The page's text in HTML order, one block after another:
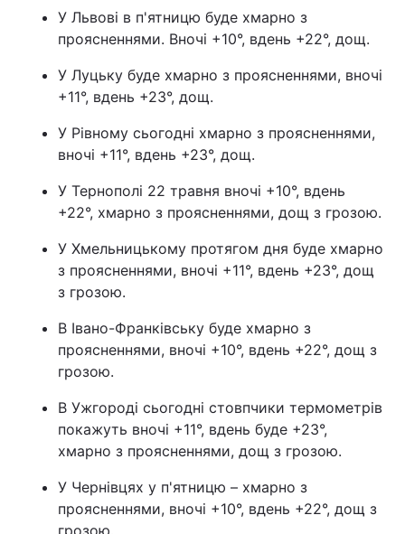
Здоров'я
Цікавинки Погода
Екологія Регіони
Лонгріди
Відео з Youtube
Інтерв'ю Думки
Вакансії
Контакти
У Львові в п'ятницю буде хмарно з
проясненнями. Вночі +10°, вдень +22°, дощ.
У Луцьку буде хмарно з проясненнями, вночі
+11°, вдень +23°, дощ.
У Рівному сьогодні хмарно з проясненнями,
вночі +11°, вдень +23°, дощ.
У Тернополі 22 травня вночі +10°, вдень
+22°, хмарно з проясненнями, дощ з грозою.
У Хмельницькому протягом дня буде хмарно
з проясненнями, вночі +11°, вдень +23°, дощ
з грозою.
В Івано-Франківську буде хмарно з
проясненнями, вночі +10°, вдень +22°, дощ з
грозою.
В Ужгороді сьогодні стовпчики термометрів
покажуть вночі +11°, вдень буде +23°,
хмарно з проясненнями, дощ з грозою.
У Чернівцях у п'ятницю – хмарно з
проясненнями, вночі +10°, вдень +22°, дощ з
грозою.